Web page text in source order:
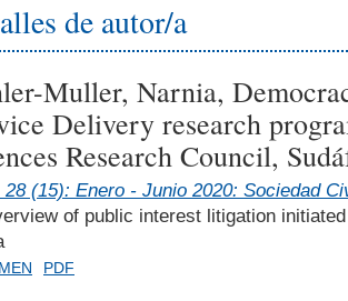
de autor/a
Muller, Narnia,
Delivery research
Research Council,
28 (15): Enero - Junio 2020: Sociedad
of public interest litigation
PDF